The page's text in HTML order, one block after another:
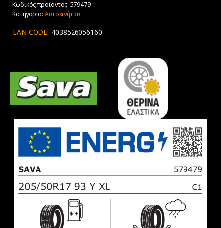
Sava
Intensa
2
Κωδικός προϊόντος:579479
Κατηγορία: Αυτοκινήτου
EAN CODE: 4038526056160